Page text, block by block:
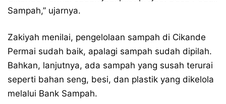
Sampah,” ujarnya.
Zakiyah menilai, pengelolaan sampah di Cikande
Permai sudah baik, apalagi sampah sudah dipilah.
Bahkan, lanjutnya, ada sampah yang susah terurai
seperti bahan seng, besi, dan plastik yang dikelola
melalui Bank Sampah.